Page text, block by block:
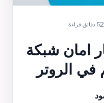
5 دقائق قراءة
امان شبكة
في الروتر